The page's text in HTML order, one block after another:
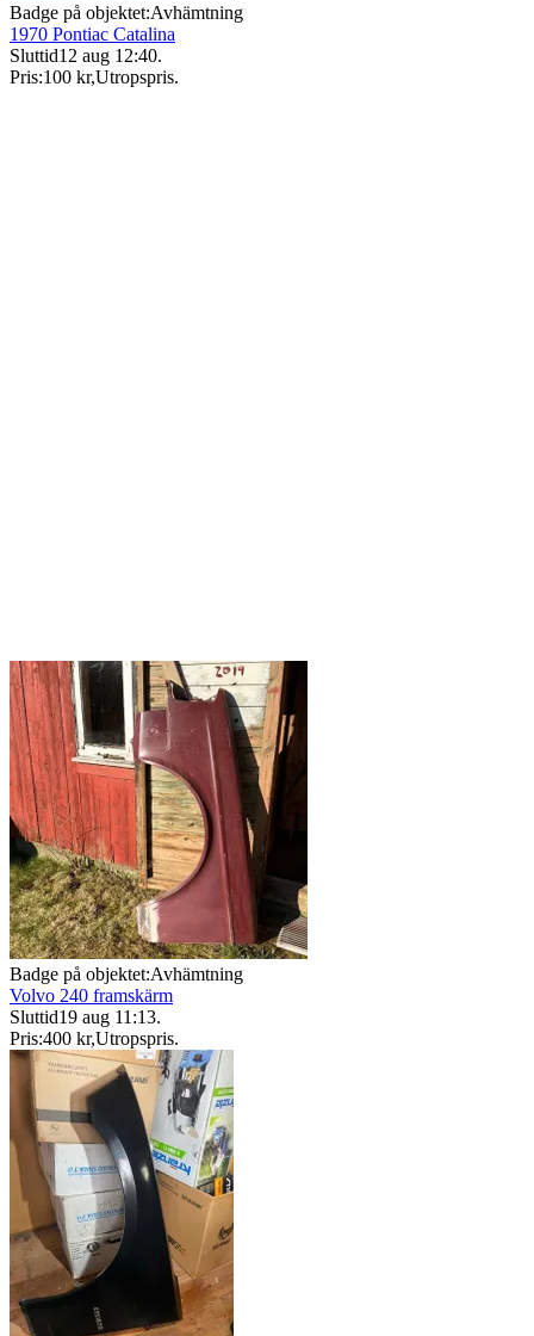
Badge på objektet:Avhämtning
1970 Pontiac Catalina
Sluttid12 aug 12:40.
Pris:100 kr,Utropspris.
Badge på objektet:Avhämtning
Volvo 240 framskärm
Sluttid19 aug 11:13.
Pris:400 kr,Utropspris.